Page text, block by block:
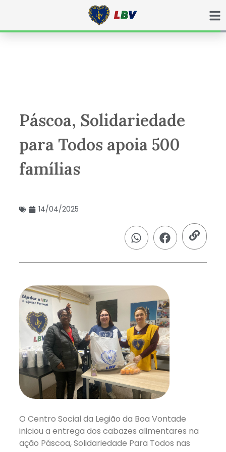
Páscoa, Solidariedade
para Todos apoia 500
famílias
14/04/2025
O Centro Social da Legião da Boa Vontade
iniciou a entrega dos cabazes alimentares na
ação Páscoa, Solidariedade Para Todos nas